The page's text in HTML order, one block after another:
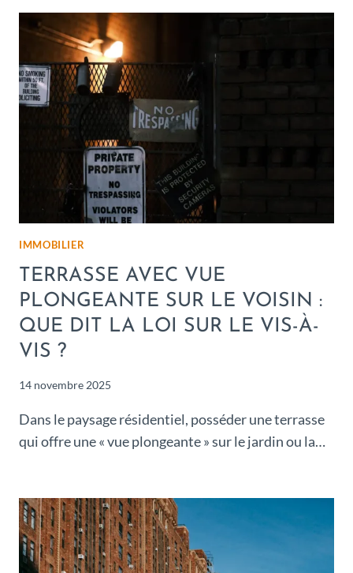
IMMOBILIER
TERRASSE AVEC VUE
PLONGEANTE SUR LE VOISIN :
QUE DIT LA LOI SUR LE VIS-À-
VIS ?
14 novembre 2025
Dans le paysage résidentiel, posséder une terrasse
qui offre une « vue plongeante » sur le jardin ou la…